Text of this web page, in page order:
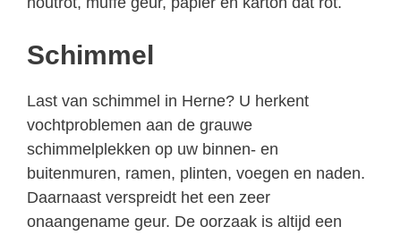
Schimmel
Last van schimmel in Herne? U herkent
vochtproblemen aan de grauwe
schimmelplekken op uw binnen- en
buitenmuren, ramen, plinten, voegen en naden.
Daarnaast verspreidt het een zeer
onaangename geur. De oorzaak is altijd een